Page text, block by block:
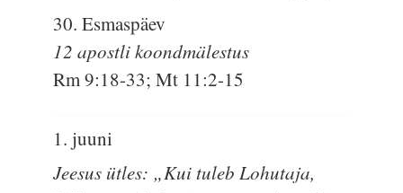
30. Esmaspäev
12 apostli koondmälestus
Rm 9:18-33; Mt 11:2-15
1. juuni
Jeesus ütles: „Kui tuleb Lohutaja,